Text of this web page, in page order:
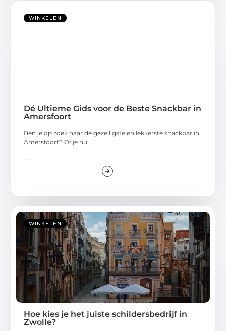
WINKELEN
Dé Ultieme Gids voor de Beste Snackbar in
Amersfoort
Ben je op zoek naar de gezelligste en lekkerste snackbar in
Amersfoort? Of je nu
...
WINKELEN
Hoe kies je het juiste schildersbedrijf in
Zwolle?